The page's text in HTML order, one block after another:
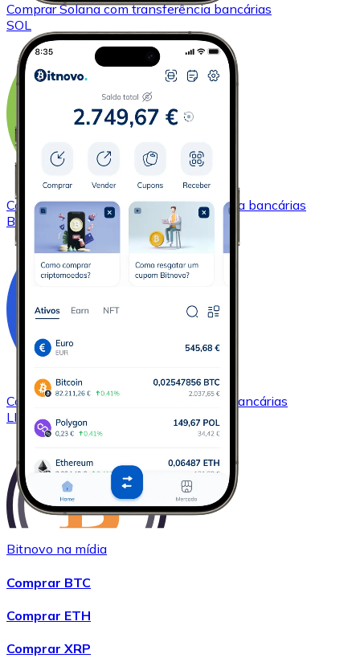
ComprarSolanacom transferência bancárias
SOL
ComprarBitcoin Cashcom transferência bancárias
BCH
ComprarChainlinkcom transferência bancárias
LINK
WBTC
Bitnovo na mídia
Comprar BTC
Comprar ETH
Comprar XRP